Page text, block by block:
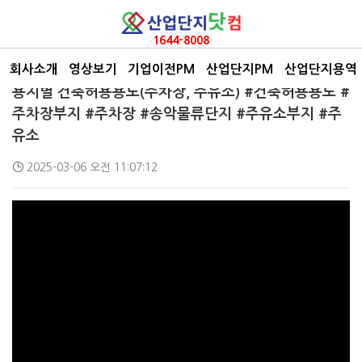
1644-8008
회사소개 영상보기 기업이전PM 산업단지PM 산업단지용역
산업단지 백과사전
용지별 건축허용용도(주차장, 주유소) #건축허용용도 #
주차장부지 #주차장 #송악물류단지 #주유소부지 #주
유소
2025-03-06 오전 11:07:12